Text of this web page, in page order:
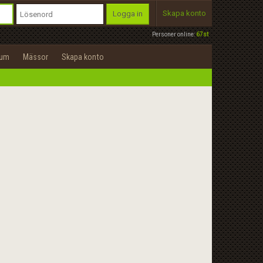
Personer online:67st
Logga in Skapa konto
Mässor Skapa konto